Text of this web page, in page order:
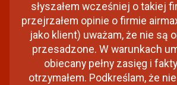
słyszałem wcześniej o takiej
przejrzałem opinie o firmie
jako klient) uważam, że nie są
przesadzone. W warunkach
obiecany pełny zasięg i
otrzymałem. Podkreślam, że